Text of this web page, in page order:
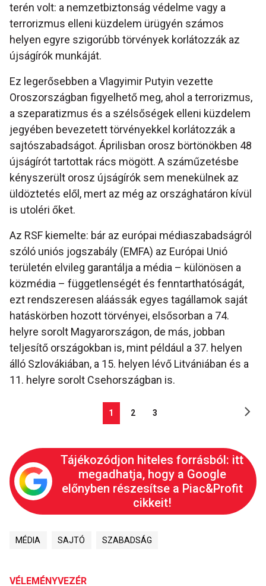
terén volt: a nemzetbiztonság védelme vagy a
terrorizmus elleni küzdelem ürügyén számos
helyen egyre szigorúbb törvények korlátozzák az
újságírók munkáját.
Ez legerősebben a Vlagyimir Putyin vezette
Oroszországban figyelhető meg, ahol a terrorizmus,
a szeparatizmus és a szélsőségek elleni küzdelem
jegyében bevezetett törvényekkel korlátozzák a
sajtószabadságot. Áprilisban orosz börtönökben 48
újságírót tartottak rács mögött. A száműzetésbe
kényszerült orosz újságírók sem menekülnek az
üldöztetés elől, mert az még az országhatáron kívül
is utoléri őket.
Az RSF kiemelte: bár az európai médiaszabadságról
szóló uniós jogszabály (EMFA) az Európai Unió
területén elvileg garantálja a média – különösen a
közmédia – függetlenségét és fenntarthatóságát,
ezt rendszeresen aláássák egyes tagállamok saját
hatáskörben hozott törvényei, elsősorban a 74.
helyre sorolt Magyarországon, de más, jobban
teljesítő országokban is, mint például a 37. helyen
álló Szlovákiában, a 15. helyen lévő Litvániában és a
11. helyre sorolt Csehországban is.
1 2 3
Tájékozódjon hiteles forrásból: itt
megadhatja, hogy a Google
előnyben részesítse a Piac&Profit
cikkeit!
MÉDIA SAJTÓ SZABADSÁG
VÉLEMÉNYVEZÉR